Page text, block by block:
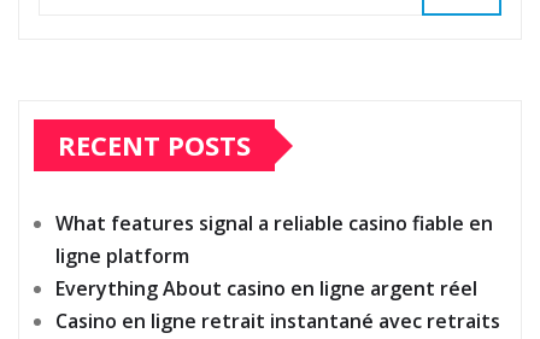
RECENT POSTS
What features signal a reliable casino fiable en
ligne platform
Everything About casino en ligne argent réel
Casino en ligne retrait instantané avec retraits